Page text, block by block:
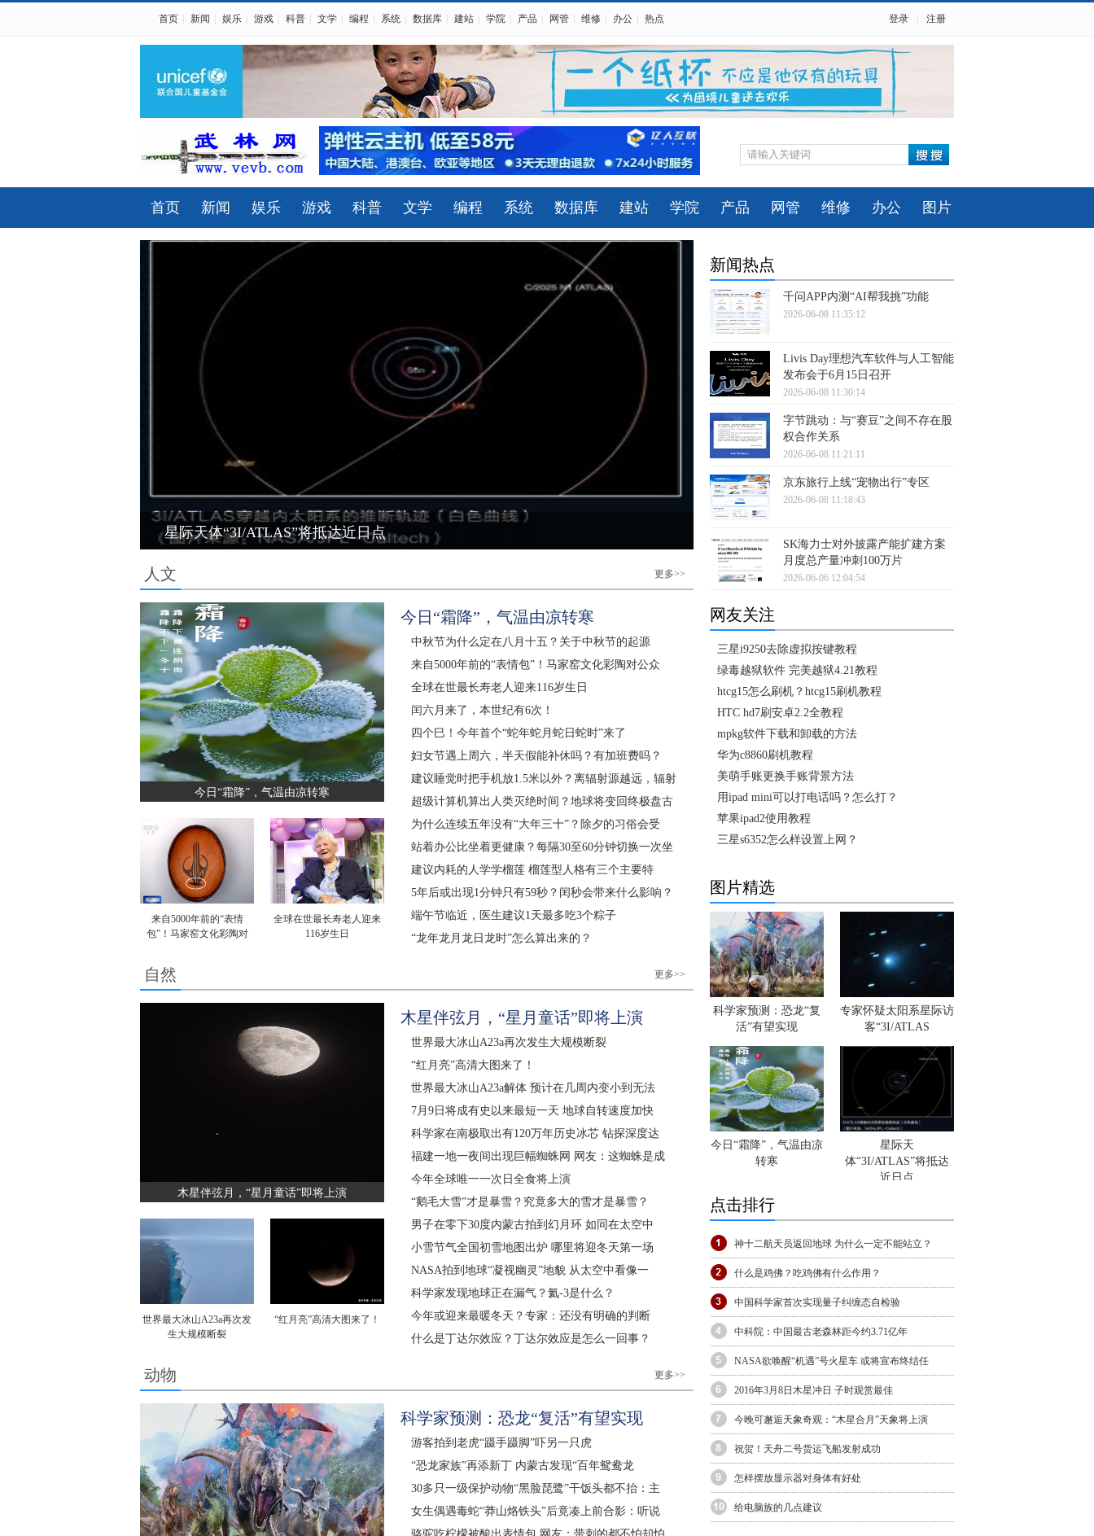
首页 新闻 娱乐 游戏 科普 文学 编程 系统 数据库 建站 学院 产品 网管 维修 办公 热点 登录 注册
首页 新闻 娱乐 游戏 科普 文学 编程 系统 数据库 建站 学院 产品 网管 维修 办公 图片
星际天体“3I/ATLAS”将抵达近日点
人文 更多>>
今日“霜降”，气温由凉转寒
来自5000年前的“表情
包”！马家窑文化彩陶对
全球在世最长寿老人迎来
116岁生日
今日“霜降”，气温由凉转寒
中秋节为什么定在八月十五？关于中秋节的起源
来自5000年前的“表情包”！马家窑文化彩陶对公众
全球在世最长寿老人迎来116岁生日
闰六月来了，本世纪有6次！
四个巳！今年首个“蛇年蛇月蛇日蛇时”来了
妇女节遇上周六，半天假能补休吗？有加班费吗？
建议睡觉时把手机放1.5米以外？离辐射源越远，辐射
超级计算机算出人类灭绝时间？地球将变回终极盘古
为什么连续五年没有“大年三十”？除夕的习俗会受
站着办公比坐着更健康？每隔30至60分钟切换一次坐
建议内耗的人学学榴莲 榴莲型人格有三个主要特
5年后或出现1分钟只有59秒？闰秒会带来什么影响？
端午节临近，医生建议1天最多吃3个粽子
“龙年龙月龙日龙时”怎么算出来的？
自然 更多>>
木星伴弦月，“星月童话”即将上演
世界最大冰山A23a再次发
生大规模断裂
“红月亮”高清大图来了！
木星伴弦月，“星月童话”即将上演
世界最大冰山A23a再次发生大规模断裂
“红月亮”高清大图来了！
世界最大冰山A23a解体 预计在几周内变小到无法
7月9日将成有史以来最短一天 地球自转速度加快
科学家在南极取出有120万年历史冰芯 钻探深度达
福建一地一夜间出现巨幅蜘蛛网 网友：这蜘蛛是成
今年全球唯一一次日全食将上演
“鹅毛大雪”才是暴雪？究竟多大的雪才是暴雪？
男子在零下30度内蒙古拍到幻月环 如同在太空中
小雪节气全国初雪地图出炉 哪里将迎冬天第一场
NASA拍到地球“凝视幽灵”地貌 从太空中看像一
科学家发现地球正在漏气？氦-3是什么？
今年或迎来最暖冬天？专家：还没有明确的判断
什么是丁达尔效应？丁达尔效应是怎么一回事？
动物 更多>>
科学家预测：恐龙“复活”有望实现
游客拍到老虎“蹑手蹑脚”吓另一只虎
“恐龙家族”再添新丁 内蒙古发现“百年鸳鸯龙
30多只一级保护动物“黑脸琵鹭”干饭头都不抬：主
女生偶遇毒蛇“莽山烙铁头”后竟凑上前合影：听说
新闻热点
千问APP内测“AI帮我挑”功能
2026-06-08 11:35:12
Livis Day理想汽车软件与人工智能
发布会于6月15日召开
2026-06-08 11:30:14
字节跳动：与“赛豆”之间不存在股
权合作关系
2026-06-08 11:21:11
京东旅行上线“宠物出行”专区
2026-06-08 11:18:43
SK海力士对外披露产能扩建方案
月度总产量冲刺100万片
2026-06-06 12:04:54
网友关注
三星i9250去除虚拟按键教程
绿毒越狱软件 完美越狱4.21教程
htcg15怎么刷机？htcg15刷机教程
HTC hd7刷安卓2.2全教程
mpkg软件下载和卸载的方法
华为c8860刷机教程
美萌手账更换手账背景方法
用ipad mini可以打电话吗？怎么打？
苹果ipad2使用教程
三星s6352怎么样设置上网？
图片精选
科学家预测：恐龙“复
活”有望实现
专家怀疑太阳系星际访
客“3I/ATLAS
今日“霜降”，气温由凉
转寒
星际天
体“3I/ATLAS”将抵达
近日点
点击排行
神十二航天员返回地球 为什么一定不能站立？
什么是鸡佛？吃鸡佛有什么作用？
中国科学家首次实现量子纠缠态自检验
中科院：中国最古老森林距今约3.71亿年
NASA欲唤醒“机遇”号火星车 或将宣布终结任
2016年3月8日木星冲日 子时观赏最佳
今晚可邂逅天象奇观：“木星合月”天象将上演
祝贺！天舟二号货运飞船发射成功
怎样摆放显示器对身体有好处
给电脑族的几点建议